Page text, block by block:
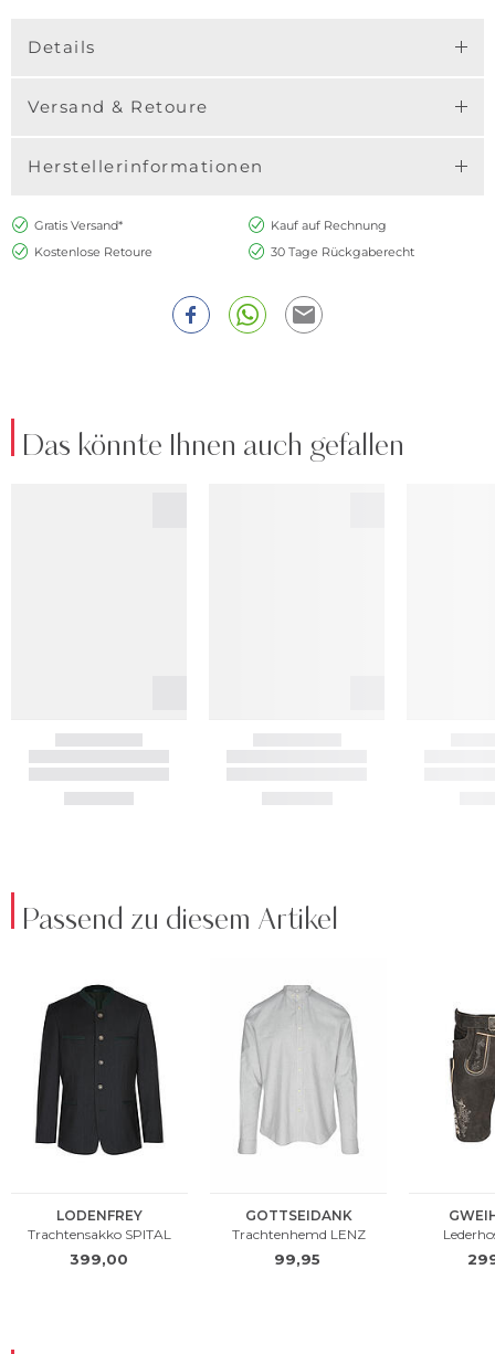
Details
Versand & Retoure
Herstellerinformationen
Gratis Versand*
Kauf auf Rechnung
Kostenlose Retoure
30 Tage Rückgaberecht
Das könnte Ihnen auch gefallen
Passend zu diesem Artikel